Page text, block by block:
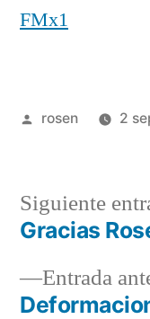
FMx1
Publicado
rosen 2
deEntrada
Siguiente
Gracias